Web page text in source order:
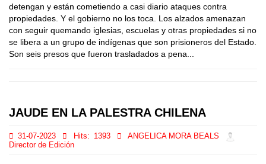
detengan y están cometiendo a casi diario ataques contra
propiedades. Y el gobierno no los toca. Los alzados amenazan
con seguir quemando iglesias, escuelas y otras propiedades si no
se libera a un grupo de indígenas que son prisioneros del Estado.
Son seis presos que fueron trasladados a pena...
JAUDE EN LA PALESTRA CHILENA
31-07-2023 Hits: 1393
ANGELICA MORA BEALS
Director de Edición